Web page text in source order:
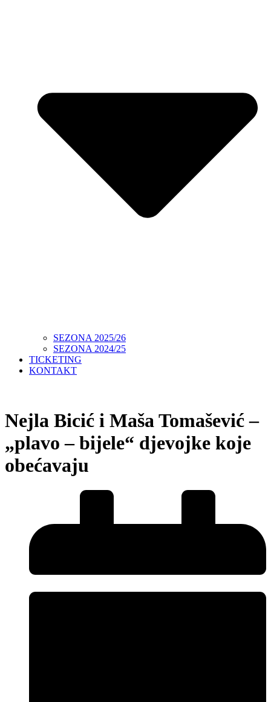
SEZONA 2025/26
SEZONA 2024/25
TICKETING
KONTAKT
Nejla Bicić i Maša Tomašević –
„plavo – bijele“ djevojke koje
obećavaju